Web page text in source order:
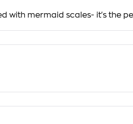
with mermaid scales- it's the